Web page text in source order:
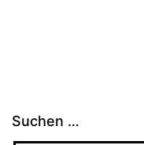
Suchen …